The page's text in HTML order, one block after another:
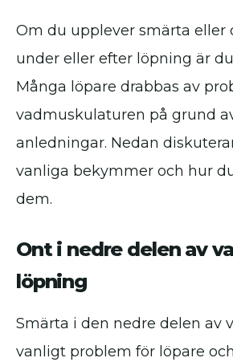
Om du upplever smärta eller
under eller efter löpning är
Många löpare drabbas av
vadmuskulaturen på grund
anledningar. Nedan
vanliga bekymmer och hur
dem.
Ont i nedre delen av
löpning
Smärta i den nedre delen av
vanligt problem för löpare